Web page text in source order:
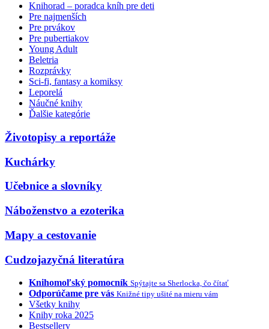
Knihorad – poradca kníh pre deti
Pre najmenších
Pre prvákov
Pre pubertiakov
Young Adult
Beletria
Rozprávky
Sci-fi, fantasy a komiksy
Leporelá
Náučné knihy
Ďalšie kategórie
Životopisy a reportáže
Kuchárky
Učebnice a slovníky
Náboženstvo a ezoterika
Mapy a cestovanie
Cudzojazyčná literatúra
Knihomoľský pomocník Spýtajte sa Sherlocka, čo čítať
Odporúčame pre vás Knižné tipy ušité na mieru vám
Všetky knihy
Knihy roka 2025
Bestsellery